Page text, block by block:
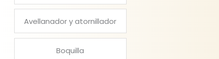
Avellanador y atornillador
Boquilla